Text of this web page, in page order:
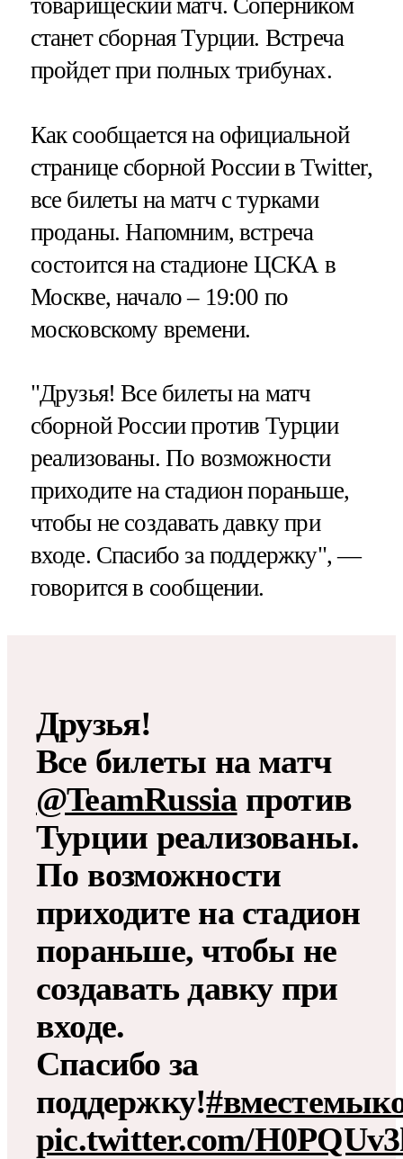
товарищеский матч. Соперником
станет сборная Турции. Встреча
пройдет при полных трибунах.
Как сообщается на официальной
странице сборной России в Twitter,
все билеты на матч с турками
проданы. Напомним, встреча
состоится на стадионе ЦСКА в
Москве, начало – 19:00 по
московскому времени.
"Друзья! Все билеты на матч
сборной России против Турции
реализованы. По возможности
приходите на стадион пораньше,
чтобы не создавать давку при
входе. Спасибо за поддержку", —
говорится в сообщении.
Друзья!
Все билеты на матч
@TeamRussiaпротив
Турции реализованы.
По возможности
приходите на стадион
пораньше, чтобы не
создавать давку при
входе.
Спасибо за
поддержку!
pic.twitter.com/